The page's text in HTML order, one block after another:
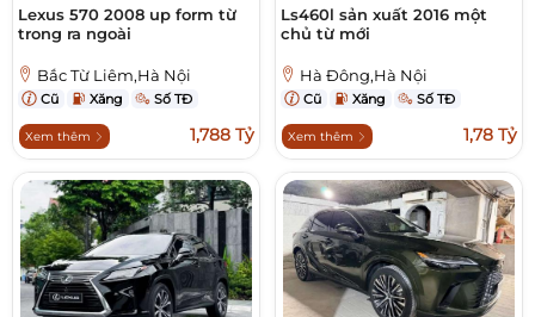
Lexus 570 2008 up form từ
trong ra ngoài
Bắc Từ Liêm,Hà Nội
Cũ Xăng Số TĐ
Xem thêm 1,788 Tỷ
Ls460l sản xuất 2016 một
chủ từ mới
Hà Đông,Hà Nội
Cũ Xăng Số TĐ
Xem thêm 1,78 Tỷ